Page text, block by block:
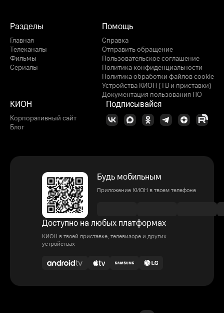
Разделы
Главная
Телеканалы
Фильмы
Сериалы
Помощь
Справка
Отправить обращение
Пользовательское соглашение
Политика конфиденциальности
Политика обработки файлов cookie
Устройства КИОН (ТВ и приставки)
Документация пользования ПО
КИОН
Корпоративный сайт
Блог
Подписывайся
Будь мобильным
Приложение КИОН в твоем телефоне
Доступно на любых платформах
КИОН в твоей приставке, телевизоре и других
устройствах